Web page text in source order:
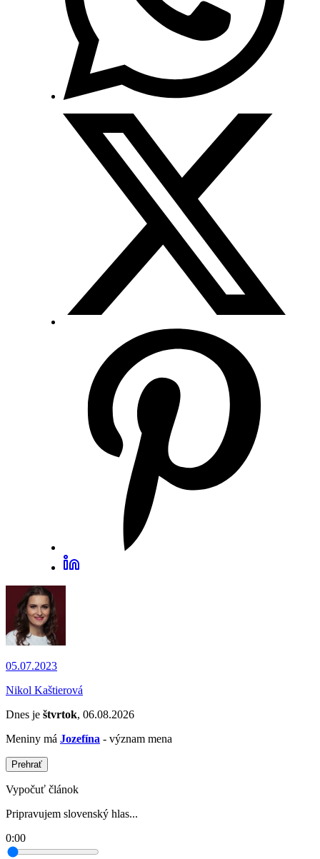
05.07.2023
Nikol Kaštierová
Dnes je štvrtok, 06.08.2026
Meniny má Jozefína - význam mena
Prehrať
Vypočuť článok
Pripravujem slovenský hlas...
0:00